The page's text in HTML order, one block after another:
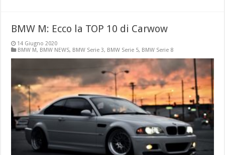
BMW M: Ecco la TOP 10 di Carwow
14 Giugno 2020
BMW M, BMW NEWS, BMW Serie 3, BMW Serie 5, BMW Serie 8